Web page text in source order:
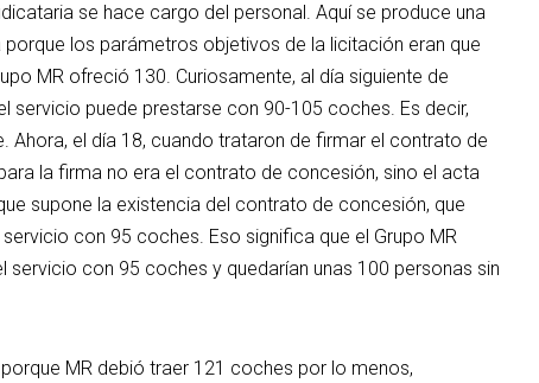
se hace cargo del personal. Aquí se produce una
los parámetros objetivos de la licitación eran que
MR ofreció 130. Curiosamente, al día siguiente de
servicio puede prestarse con 90-105 coches. Es decir,
el día 18, cuando trataron de firmar el contrato de
la firma no era el contrato de concesión, sino el acta
supone la existencia del contrato de concesión, que
con 95 coches. Eso significa que el Grupo MR
con 95 coches y quedarían unas 100 personas sin
MR debió traer 121 coches por lo menos,